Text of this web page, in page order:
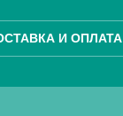
И ОПЛАТА